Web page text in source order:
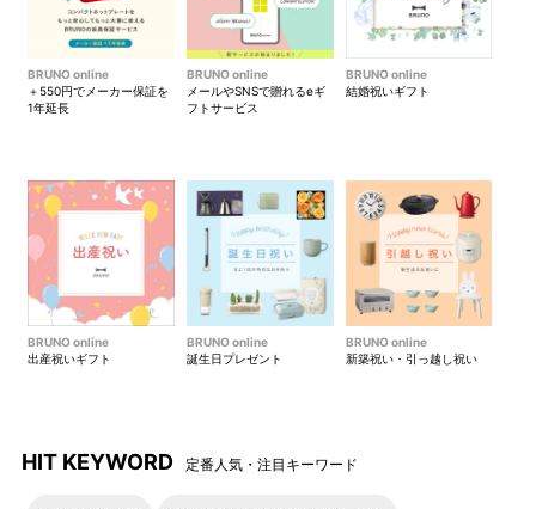
4週間を経過してもお届けがない場合は、お手数
ですがカード裏面記載のカスタマーサービスまで
お問い合わせください。
・お届け先は1つの宛先にのみ指定いただけます。
せん。
・「長期不在」や「住所不備（住所不明）」「受
取拒否」などにて商品をお受け取りいただけなか
った場合、返送された商品の再送はできかねま
す。また、ポイントの返還もできかねますのでご
了承くださいませ。
に記載のQ R コード・ログインコードをご入力ください
BRUNO online
＋550円でメーカー保証を
1年延長
BRUNO online
メールやSNSで贈れるeギ
フトサービス
BRUNO online
結婚祝いギフト
BRUNO online
出産祝いギフト
BRUNO online
誕生日プレゼント
BRUNO online
新築祝い・引っ越し祝い
HIT KEYWORD 定番人気・注目キーワード